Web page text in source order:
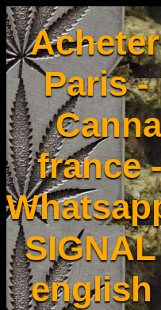
Paris
france
english